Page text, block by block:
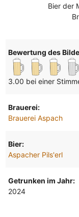
Bier der
Bewertung des
3.00 bei einer
Brauerei:
Brauerei Aspach
Bier:
Aspacher Pils'erl
Getrunken im Jahr:
2024